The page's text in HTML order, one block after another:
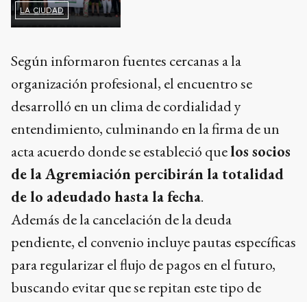
LA CIUDAD
Según informaron fuentes cercanas a la
organización profesional, el encuentro se
desarrolló en un clima de cordialidad y
entendimiento, culminando en la firma de un
acta acuerdo donde se estableció quelos socios
de la Agremiación percibirán la totalidad
de lo adeudado hasta la fecha.
Además de la cancelación de la deuda
pendiente, el convenio incluye pautas específicas
para regularizar el flujo de pagos en el futuro,
buscando evitar que se repitan este tipo de